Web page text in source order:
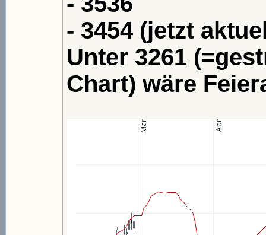
- 3454 (jetzt
Unter 3261
Chart) wäre